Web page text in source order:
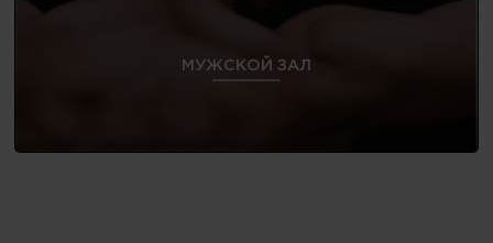
МУЖСКОЙ ЗАЛ